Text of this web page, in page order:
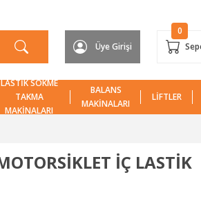
Üye Girişi
0
LASTİK SÖKME
TAKMA
MAKİNALARI
BALANS
MAKİNALARI
LİFTLER
İÇ LASTİK